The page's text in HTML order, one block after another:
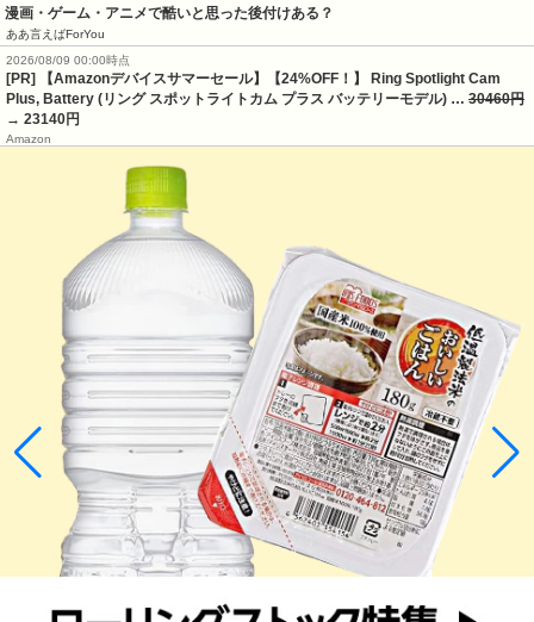
漫画・ゲーム・アニメで酷いと思った後付けある？
ああ言えばForYou
2026/08/09 00:00時点
[PR] 【Amazonデバイスサマーセール】【24%OFF！】 Ring Spotlight Cam
Plus, Battery (リング スポットライトカム プラス バッテリーモデル) … 30460円
→ 23140円
Amazon